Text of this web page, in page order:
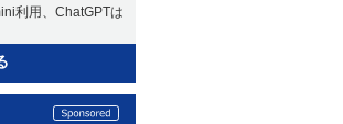
利用、ChatGPTは